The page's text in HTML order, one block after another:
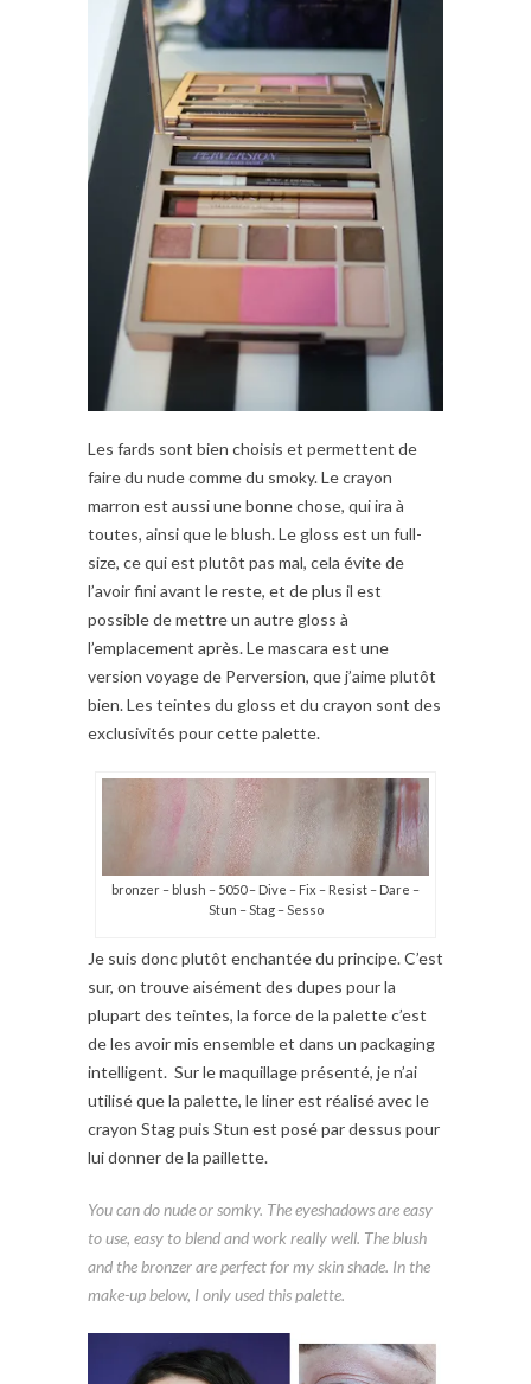
Les fards sont bien choisis et permettent de
faire du nude comme du smoky. Le crayon
marron est aussi une bonne chose, qui ira à
toutes, ainsi que le blush. Le gloss est un full-
size, ce qui est plutôt pas mal, cela évite de
l’avoir fini avant le reste, et de plus il est
possible de mettre un autre gloss à
l’emplacement après. Le mascara est une
version voyage de Perversion, que j’aime plutôt
bien. Les teintes du gloss et du crayon sont des
exclusivités pour cette palette.
bronzer – blush – 5050 – Dive – Fix – Resist – Dare –
Stun – Stag – Sesso
Je suis donc plutôt enchantée du principe. C’est
sur, on trouve aisément des dupes pour la
plupart des teintes, la force de la palette c’est
de les avoir mis ensemble et dans un packaging
intelligent. Sur le maquillage présenté, je n’ai
utilisé que la palette, le liner est réalisé avec le
crayon Stag puis Stun est posé par dessus pour
lui donner de la paillette.
You can do nude or somky. The eyeshadows are easy
to use, easy to blend and work really well. The blush
and the bronzer are perfect for my skin shade. In the
make-up below, I only used this palette.